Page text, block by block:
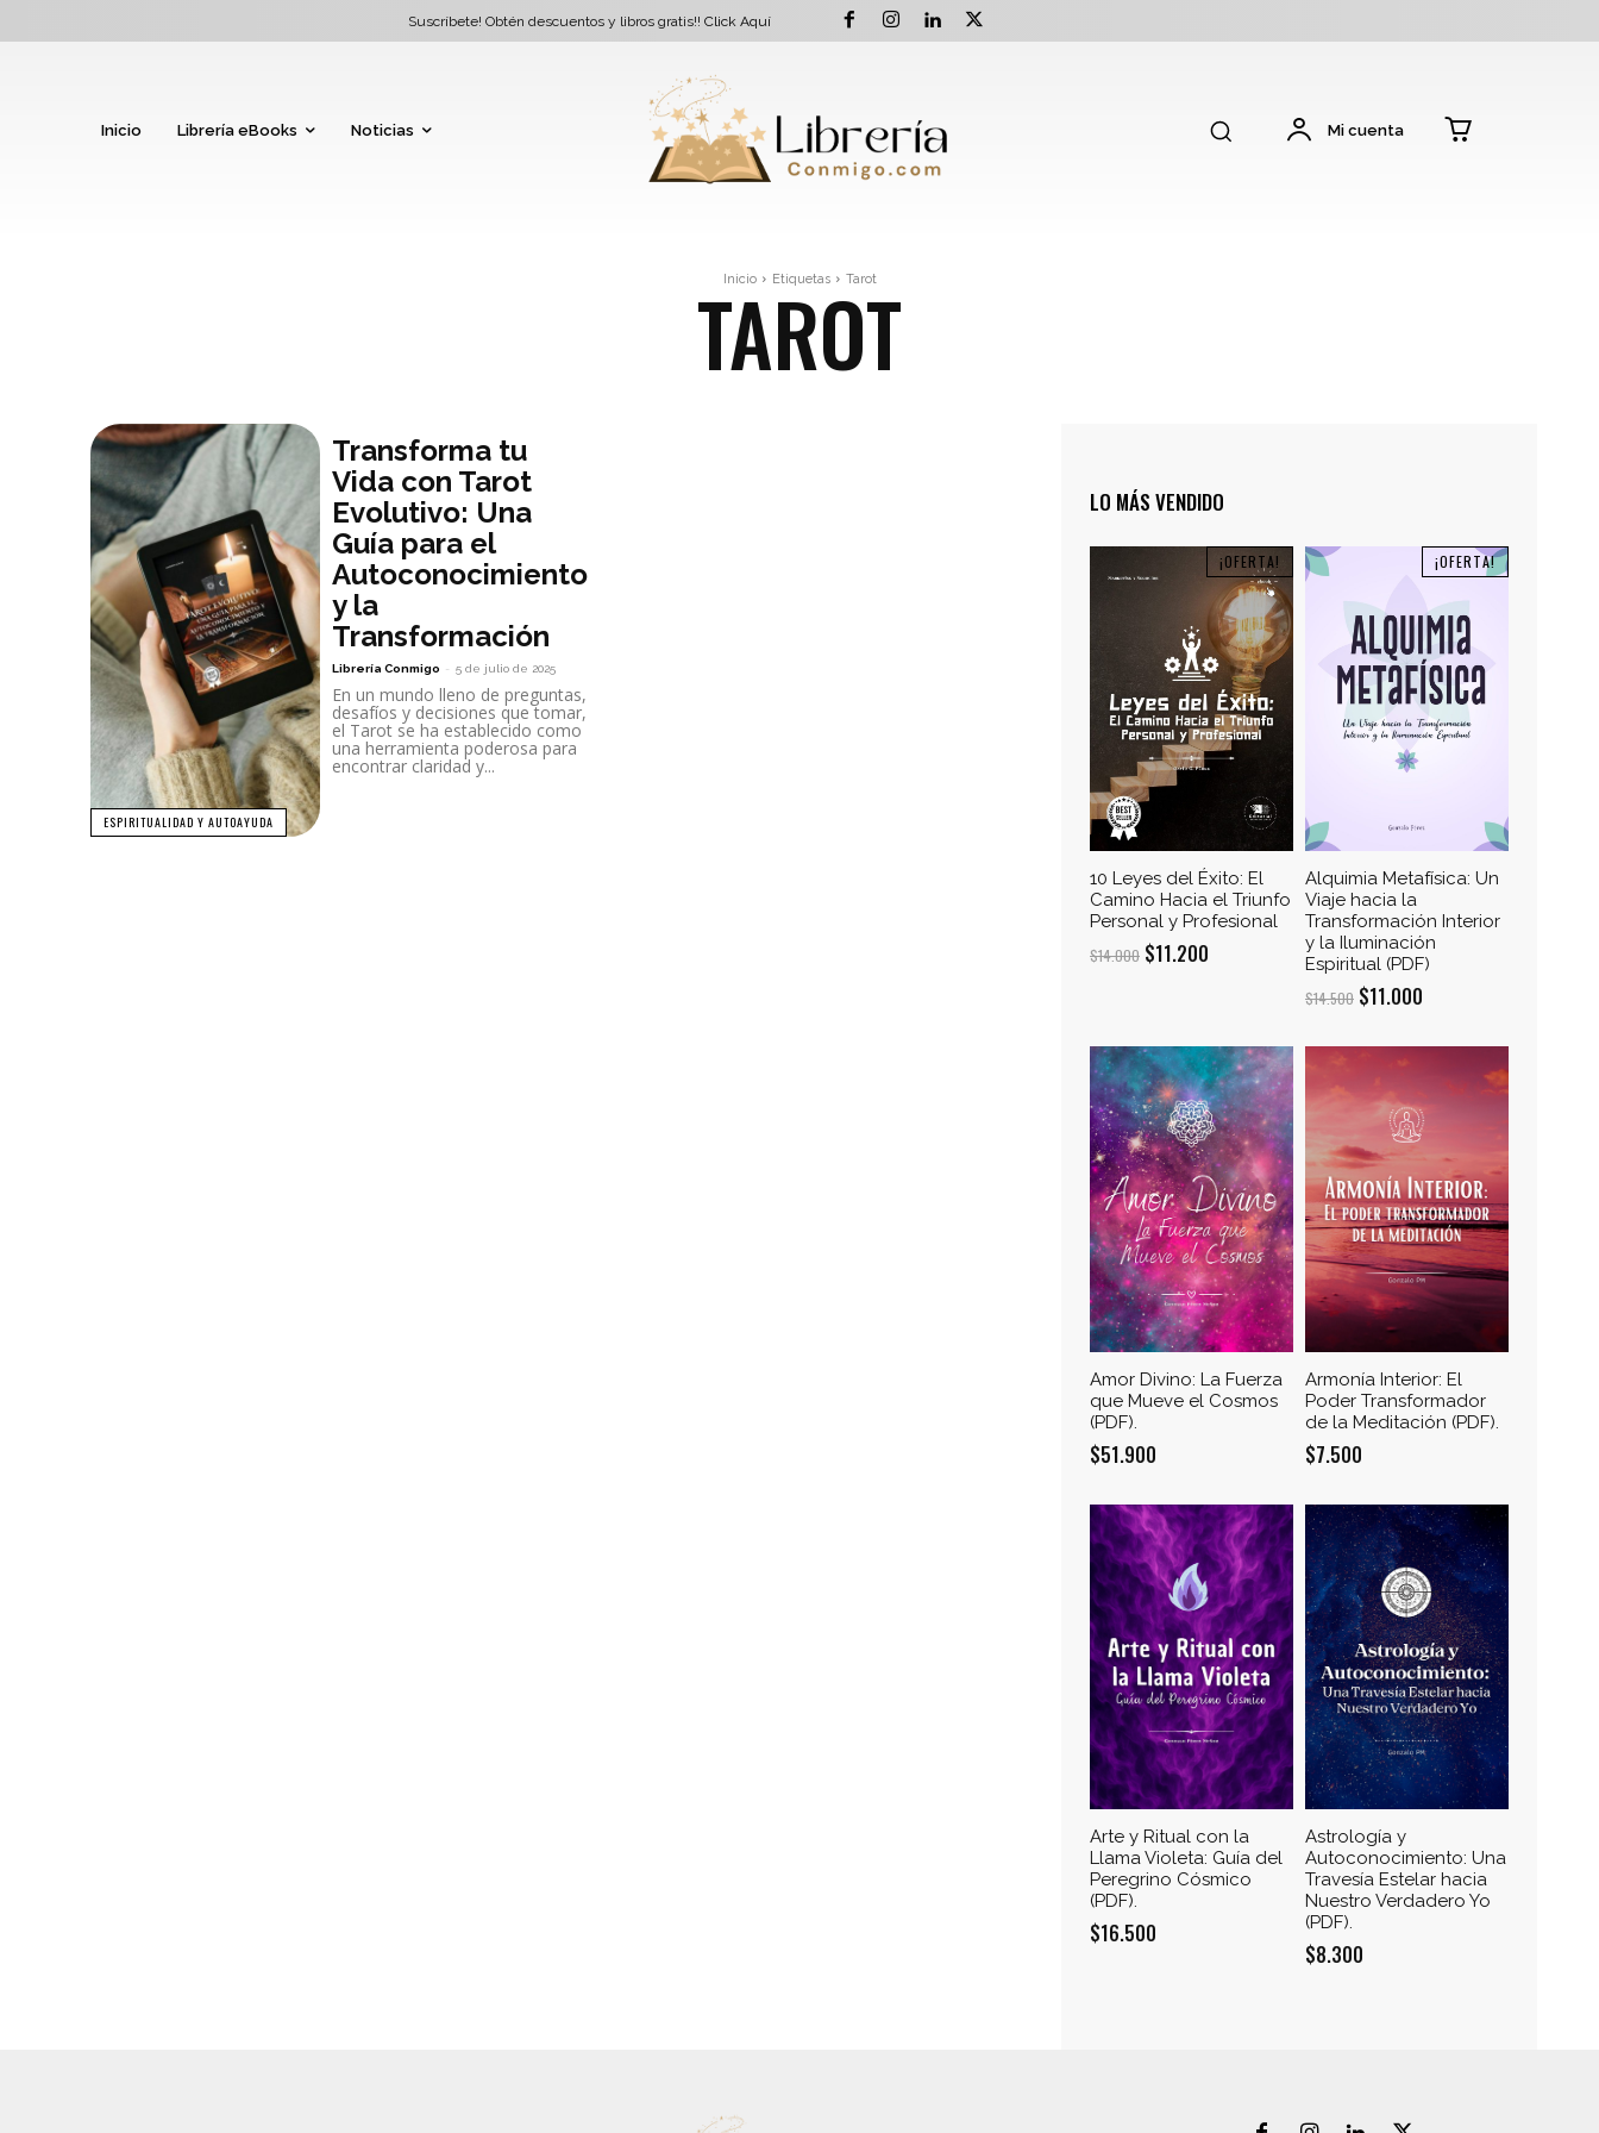
Suscríbete! Obtén descuentos y libros gratis!! Click Aquí
Inicio Librería eBooks Noticias Mi cuenta
Inicio Etiquetas Tarot
TAROT
ESPIRITUALIDAD Y AUTOAYUDA
Transforma tu
Vida con Tarot
Evolutivo: Una
Guía para el
Autoconocimiento
y la
Transformación
Librería Conmigo - 5 de julio de 2025
En un mundo lleno de preguntas,
desafíos y decisiones que tomar,
el Tarot se ha establecido como
una herramienta poderosa para
encontrar claridad y...
LO MÁS VENDIDO
¡OFERTA!
10 Leyes del Éxito: El
Camino Hacia el Triunfo
Personal y Profesional
$14.000 El
era:
$14.000.
$11.200
es:
$11.200.
¡OFERTA!
Alquimia Metafísica: Un
Viaje hacia la
Transformación Interior
y la Iluminación
Espiritual (PDF)
$14.500 El
original
era:
$14.500.
$11.000
es:
$11.000.
Amor Divino: La Fuerza
que Mueve el Cosmos
(PDF).
$51.900
Armonía Interior: El
Poder Transformador
de la Meditación (PDF).
$7.500
Arte y Ritual con la
Llama Violeta: Guía del
Peregrino Cósmico
(PDF).
$16.500
Astrología y
Autoconocimiento: Una
Travesía Estelar hacia
Nuestro Verdadero Yo
(PDF).
$8.300